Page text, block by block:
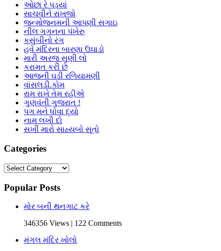
ઓછા રે પડ્યાં
સાચવીને રાખજો
જન્મોજનમની આપણી સગાઇ
નીલ ગગનના પંખેરુ
કસુંબીનો રંગ
હવે મંદિરના બારણા ઉઘાડો
મારી અરજ સુણી લો
કરામત કરી છે
આજની ઘડી રળિયામણી
વાંસલડી.કોમ
રામ રાખે તેમ રહીએ
ગુણવંતી ગુજરાત !
પગ મને ધોવા દ્યો
નામ લખી દો
સખી મારો સાહ્યબો સૂતો
Categories
Categories
Popular Posts
મોર બની થનગાટ કરે
346356 Views | 122 Comments
મંગલ મંદિર ખોલો